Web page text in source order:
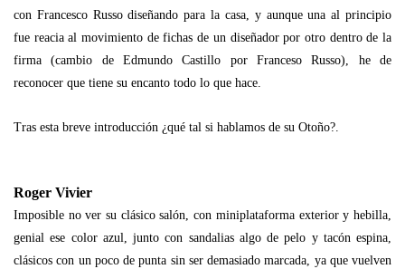
con Francesco Russo diseñando para la casa, y aunque una al principio
fue reacia al movimiento de fichas de un diseñador por otro dentro de la
firma (cambio de Edmundo Castillo por Franceso Russo), he de
reconocer que tiene su encanto todo lo que hace.
Tras esta breve introducción ¿qué tal si hablamos de su Otoño?.
Roger Vivier
Imposible no ver su clásico salón, con miniplataforma exterior y hebilla,
genial ese color azul, junto con sandalias algo de pelo y tacón espina,
clásicos con un poco de punta sin ser demasiado marcada, ya que vuelven